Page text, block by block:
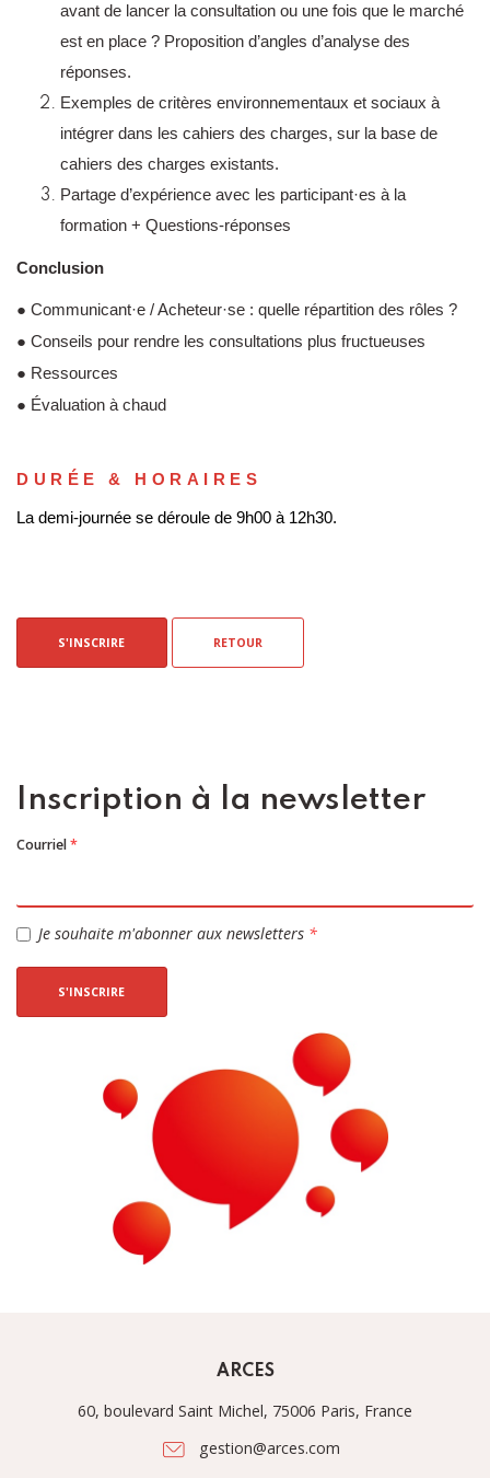
avant de lancer la consultation ou une fois que le marché
est en place ? Proposition d’angles d’analyse des
réponses.
Exemples de critères environnementaux et sociaux à
intégrer dans les cahiers des charges, sur la base de
cahiers des charges existants.
Partage d’expérience avec les participant·es à la
formation + Questions-réponses
Conclusion
● Communicant·e / Acheteur·se : quelle répartition des rôles ?
● Conseils pour rendre les consultations plus fructueuses
● Ressources
● Évaluation à chaud
DURÉE & HORAIRES
La demi-journée se déroule de 9h00 à 12h30.
S'INSCRIRE RETOUR
Inscription à la newsletter
Courriel*
Je souhaite m'abonner aux newsletters *
S'INSCRIRE
ARCES
60, boulevard Saint Michel, 75006 Paris, France
gestion@arces.com